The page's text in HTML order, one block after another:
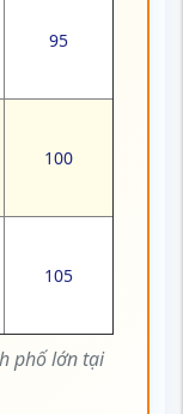
phố lớn tại
95
100
105